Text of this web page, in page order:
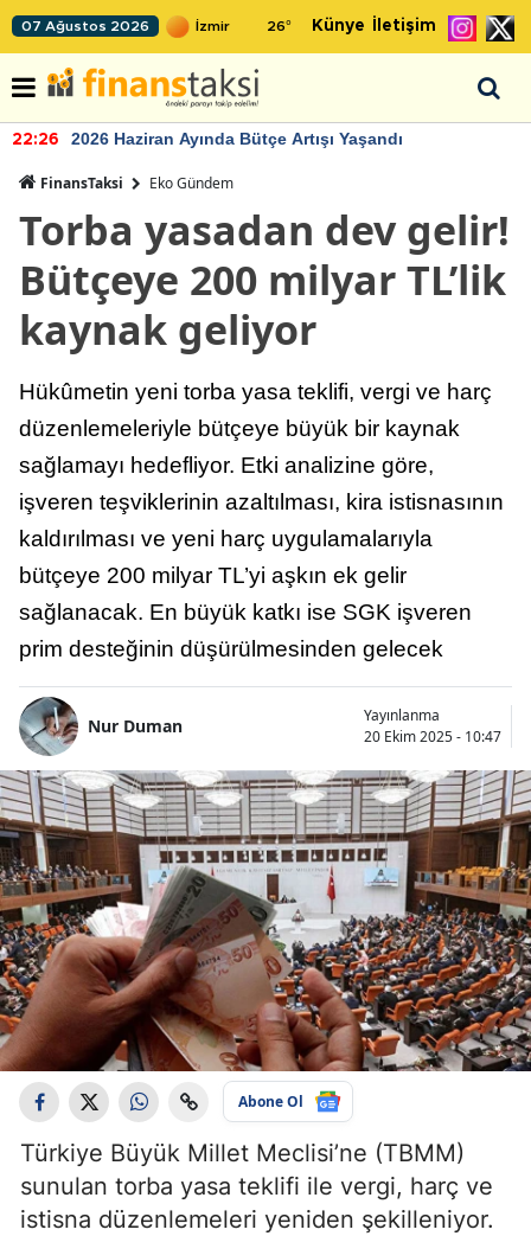
07 Ağustos 2026 26° Künye İletişim
22:26 2026 Haziran Ayında Bütçe Artışı Yaşandı
FinansTaksi Eko Gündem
Torba yasadan dev gelir!
Bütçeye 200 milyar TL’lik
kaynak geliyor
Hükûmetin yeni torba yasa teklifi, vergi ve harç
düzenlemeleriyle bütçeye büyük bir kaynak
sağlamayı hedefliyor. Etki analizine göre,
işveren teşviklerinin azaltılması, kira istisnasının
kaldırılması ve yeni harç uygulamalarıyla
bütçeye 200 milyar TL’yi aşkın ek gelir
sağlanacak. En büyük katkı ise SGK işveren
prim desteğinin düşürülmesinden gelecek
Nur Duman
Yayınlanma
20 Ekim 2025 - 10:47
Abone Ol
Türkiye Büyük Millet Meclisi’ne (TBMM)
sunulan torba yasa teklifi ile vergi, harç ve
istisna düzenlemeleri yeniden şekilleniyor.